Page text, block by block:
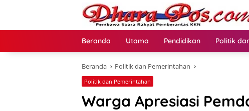
Beranda Utama Pendidikan Politik
Beranda Politik dan Pemerintahan
Politik dan Pemerintahan
Warga Apresiasi